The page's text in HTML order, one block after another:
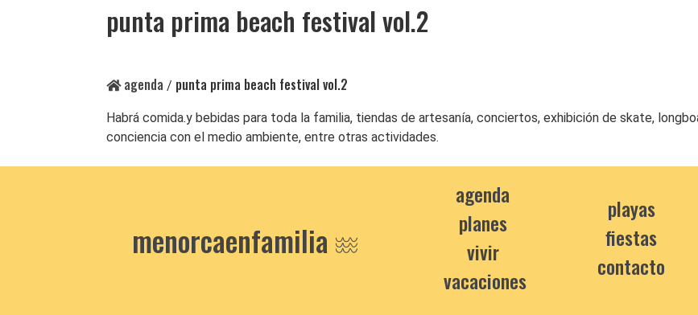
punta prima beach festival vol.2
agenda / punta prima beach festival vol.2
Habrá comida.y bebidas para toda la familia, tiendas de artesanía, conciertos, exhibición de skate,
conciencia con el medio ambiente, entre otras actividades.
menorcaenfamilia
agenda
planes
vivir
vacaciones
playas
fiestas
contacto